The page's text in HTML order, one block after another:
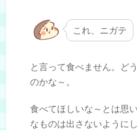
これ、ニガテ
と言って食べません。ど
のかな～。
食べてほしいな～とは思
なものは出さないように